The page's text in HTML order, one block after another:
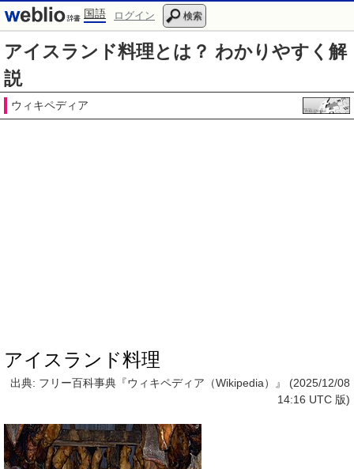
国語 ログイン 検索
アイスランド料理とは？ わかりやすく解
説
ウィキペディア
アイスランド料理
出典: フリー百科事典『ウィキペディア（Wikipedia）』 (2025/12/08
14:16 UTC 版)